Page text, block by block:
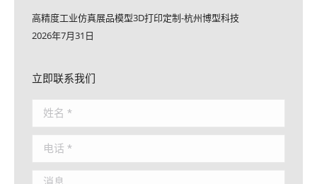
高精度工业仿真展品模型3D打印定制-杭州博型科技
2026年7月31日
立即联系我们
姓名 *
电话 *
消息